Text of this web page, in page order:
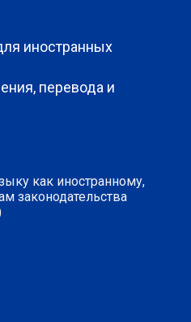
иностранных
перевода и
как иностранному,
законодательства